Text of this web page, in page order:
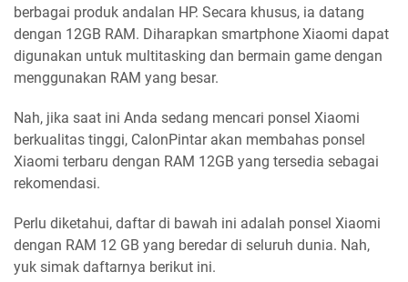
berbagai produk andalan HP. Secara khusus, ia datang
dengan 12GB RAM. Diharapkan smartphone Xiaomi dapat
digunakan untuk multitasking dan bermain game dengan
menggunakan RAM yang besar.
Nah, jika saat ini Anda sedang mencari ponsel Xiaomi
berkualitas tinggi, CalonPintar akan membahas ponsel
Xiaomi terbaru dengan RAM 12GB yang tersedia sebagai
rekomendasi.
Perlu diketahui, daftar di bawah ini adalah ponsel Xiaomi
dengan RAM 12 GB yang beredar di seluruh dunia. Nah,
yuk simak daftarnya berikut ini.